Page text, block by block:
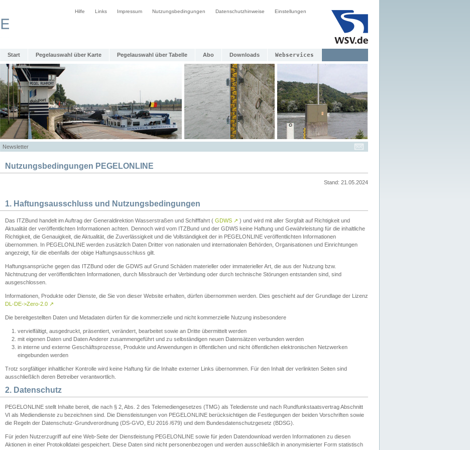
Hilfe Links Impressum Nutzungsbedingungen Datenschutzhinweise Einstellungen
Start Pegelauswahl über Karte Pegelauswahl über Tabelle Abo Downloads Webservices
Newsletter
Nutzungsbedingungen PEGELONLINE
Stand: 21.05.2024
1. Haftungsausschluss und Nutzungsbedingungen
Das ITZBund handelt im Auftrag der Generaldirektion Wasserstraßen und Schifffahrt ( GDWS ↗ ) und wird mit aller Sorgfalt auf Richtigkeit und
Aktualität der veröffentlichten Informationen achten. Dennoch wird vom ITZBund und der GDWS keine Haftung und Gewährleistung für die inhaltliche
Richtigkeit, die Genauigkeit, die Aktualität, die Zuverlässigkeit und die Vollständigkeit der in PEGELONLINE veröffentlichten Informationen
übernommen. In PEGELONLINE werden zusätzlich Daten Dritter von nationalen und internationalen Behörden, Organisationen und Einrichtungen
angezeigt, für die ebenfalls der obige Haftungsausschluss gilt.
Haftungsansprüche gegen das ITZBund oder die GDWS auf Grund Schäden materieller oder immaterieller Art, die aus der Nutzung bzw.
Nichtnutzung der veröffentlichten Informationen, durch Missbrauch der Verbindung oder durch technische Störungen entstanden sind, sind
ausgeschlossen.
Informationen, Produkte oder Dienste, die Sie von dieser Website erhalten, dürfen übernommen werden. Dies geschieht auf der Grundlage der Lizenz
DL-DE->Zero-2.0 ↗
Die bereitgestellten Daten und Metadaten dürfen für die kommerzielle und nicht kommerzielle Nutzung insbesondere
vervielfältigt, ausgedruckt, präsentiert, verändert, bearbeitet sowie an Dritte übermittelt werden
mit eigenen Daten und Daten Anderer zusammengeführt und zu selbständigen neuen Datensätzen verbunden werden
in interne und externe Geschäftsprozesse, Produkte und Anwendungen in öffentlichen und nicht öffentlichen elektronischen Netzwerken
eingebunden werden
Trotz sorgfältiger inhaltlicher Kontrolle wird keine Haftung für die Inhalte externer Links übernommen. Für den Inhalt der verlinkten Seiten sind
ausschließlich deren Betreiber verantwortlich.
2. Datenschutz
PEGELONLINE stellt Inhalte bereit, die nach § 2, Abs. 2 des Telemediengesetzes (TMG) als Teledienste und nach Rundfunkstaatsvertrag Abschnitt
VI als Mediendienste zu bezeichnen sind. Die Dienstleistungen von PEGELONLINE berücksichtigen die Festlegungen der beiden Vorschriften sowie
die Regeln der Datenschutz-Grundverordnung (DS-GVO, EU 2016 /679) und dem Bundesdatenschutzgesetz (BDSG).
Für jeden Nutzerzugriff auf eine Web-Seite der Dienstleistung PEGELONLINE sowie für jeden Datendownload werden Informationen zu diesen
Aktionen in einer Protokolldatei gespeichert. Diese Daten sind nicht personenbezogen und werden ausschließlich in anonymisierter Form statistisch